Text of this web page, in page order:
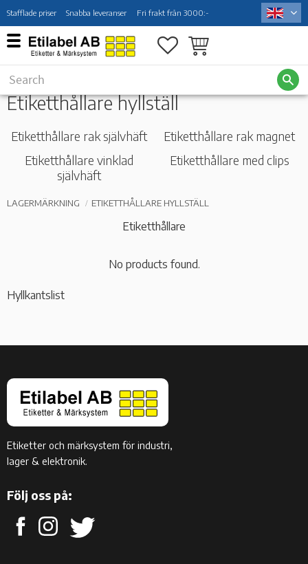
Menu
Stafflade priser Snabba leveranser Fri frakt från 3000:-
Favorites
Basket
Etiketthållare hyllställ
Etiketthållare rak självhäft
Etiketthållare rak magnet
Etiketthållare vinklad
självhäft
Etiketthållare med clips
LAGERMÄRKNING ETIKETTHÅLLARE HYLLSTÄLL
Etiketthållare
No products found.
Hyllkantslist
Etiketter och märksystem för industri,
lager & elektronik.
Följ oss på: